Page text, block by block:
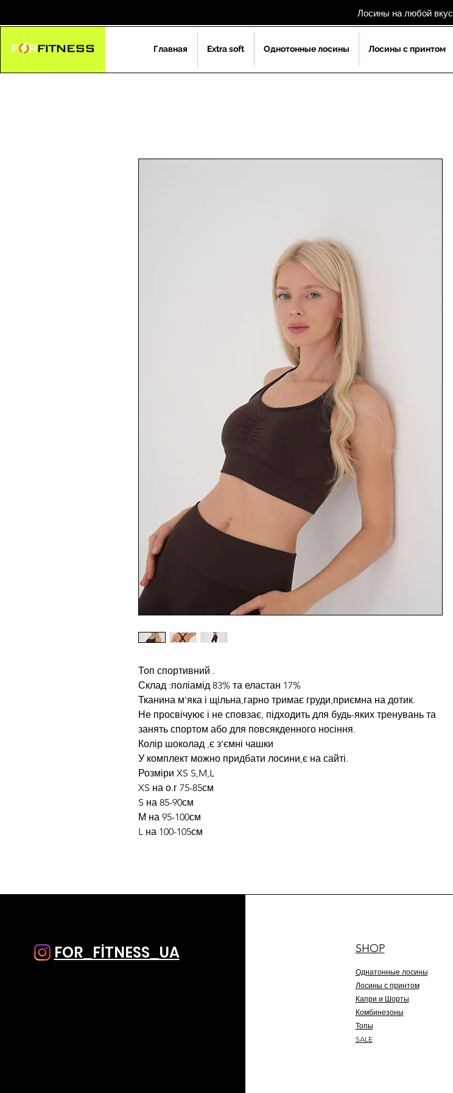
Лосины на любой вкус
Главная Extra soft Однoтонные лосины Лосины с принтом
Топ спортивний .
Склад :поліамід 83% та еластан 17%
Тканина м'яка і щільна,гарно тримає груди,приємна на дотик.
Не просвічуює і не сповзає, підходить для будь-яких тренувань та
занять спортом або для повсякденного носіння.
Колір шоколад ,є з'ємні чашки
У комплект можно придбати лосини,є на сайті.
Розміри XS S,M,L
XS на о.г 75-85см
S на 85-90см
М на 95-100см
L на 100-105см
FOR_FİTNESS_UA SHOP
Однатонные лосины
Лосины с принтом
Капри и Шорты
Комбинезоны
Топы
SALE